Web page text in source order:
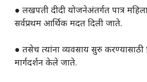
● लखपती दीदी योजनेअंतर्गत पात्र महिला
सर्वप्रथम आर्थिक मदत दिली जाते.
● तसेच त्यांना व्यवसाय सुरु करण्यासाठी
मार्गदर्शन केले जाते.